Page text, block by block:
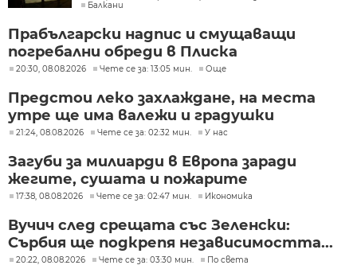
Балкани
Прабългарски надпис и смущаващи
погребални обреди в Плиска
20:30, 08.08.2026 Чете се за: 13:05 мин. Още
Предстои леко захлаждане, на места
утре ще има валежи и градушки
21:24, 08.08.2026 Чете се за: 02:32 мин. У нас
Загуби за милиарди в Европа заради
жегите, сушата и пожарите
17:38, 08.08.2026 Чете се за: 02:47 мин. Икономика
Вучич след срещата със Зеленски:
Сърбия ще подкрепя независимостта...
20:22, 08.08.2026 Чете се за: 03:30 мин. По света